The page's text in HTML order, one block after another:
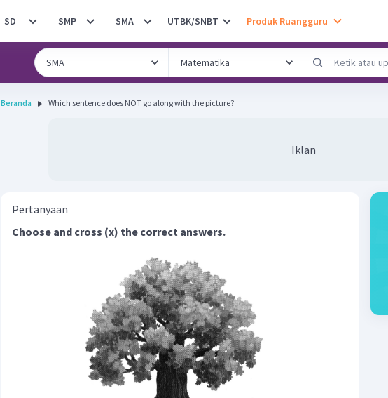
SD SMP SMA UTBK/SNBT Produk Ruangguru
Beranda Which sentence does NOT go along with the picture?
Iklan
Pertanyaan
Choose and cross (x) the correct answers.